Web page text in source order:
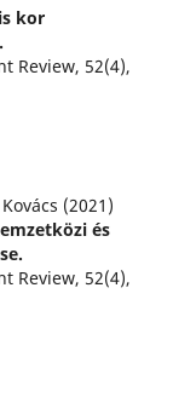
kor
Review, 52(4),
(2021)
és
Review, 52(4),